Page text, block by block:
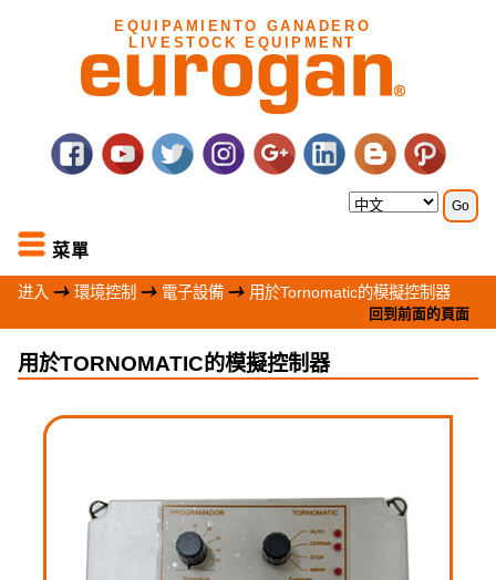
EQUIPAMIENTO GANADERO
LIVESTOCK EQUIPMENT
菜單
进入 環境控制 電子設備 用於Tornomatic的模擬控制器
回到前面的頁面
用於TORNOMATIC的模擬控制器